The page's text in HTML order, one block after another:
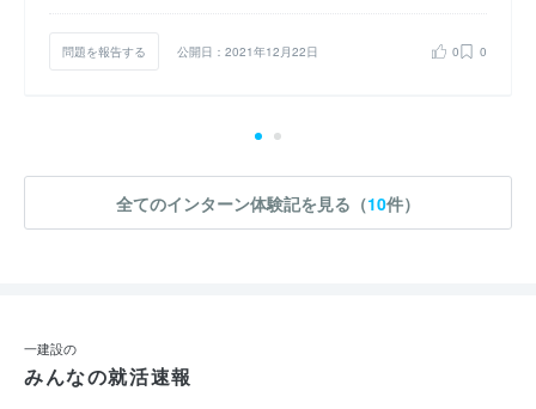
問題を報告する 公開日：2021年12月22日 0 0
全てのインターン体験記を見る（10件）
一建設の
みんなの就活速報